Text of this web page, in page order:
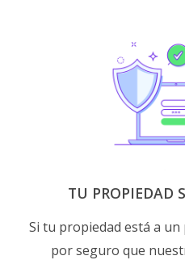
TU PROPIEDAD
Si tu propiedad está a
por seguro que